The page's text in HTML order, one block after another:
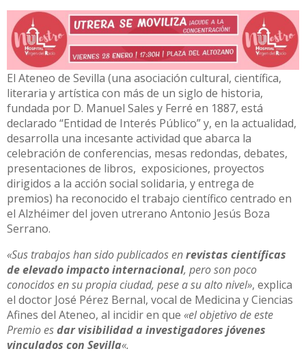
El Ateneo de Sevilla (una asociación cultural, científica,
literaria y artística con más de un siglo de historia,
fundada por D. Manuel Sales y Ferré en 1887, está
declarado “Entidad de Interés Público” y, en la actualidad,
desarrolla una incesante actividad que abarca la
celebración de conferencias, mesas redondas, debates,
presentaciones de libros, exposiciones, proyectos
dirigidos a la acción social solidaria, y entrega de
premios) ha reconocido el trabajo científico centrado en
el Alzhéimer del joven utrerano Antonio Jesús Boza
Serrano.
«Sus trabajos han sido publicados enrevistas científicas
de elevado impacto internacional, pero son poco
conocidos en su propia ciudad, pese a su alto nivel», explica
el doctor José Pérez Bernal, vocal de Medicina y Ciencias
Afines del Ateneo, al incidir en que «el objetivo de este
Premio esdar visibilidad a investigadores jóvenes
vinculados con Sevilla«.